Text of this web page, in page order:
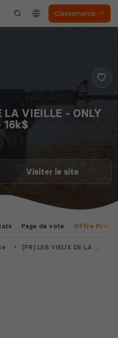
Classements
Empyrion
Enshrouded
LA VIEILLE - ONLY
16k$
Visiter le site
Page de vote Offre
[FR] LES VIEUX DE LA VIEILLE - ONLY DUST2 OBJECTIF - 16k$